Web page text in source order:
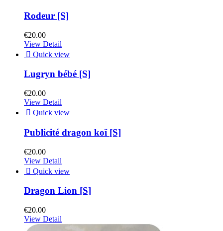
Rodeur [S]
€20.00
View Detail
 Quick view
Lugryn bébé [S]
€20.00
View Detail
 Quick view
Publicité dragon koï [S]
€20.00
View Detail
 Quick view
Dragon Lion [S]
€20.00
View Detail